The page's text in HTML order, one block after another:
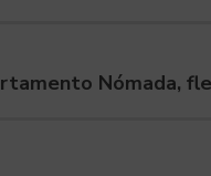
Nómada,